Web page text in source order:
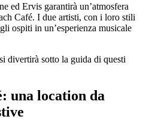
ed Ervis garantirà un’atmosfera
Café. I due artisti, con i loro stili
ospiti in un’esperienza musicale
divertirà sotto la guida di questi
una location da